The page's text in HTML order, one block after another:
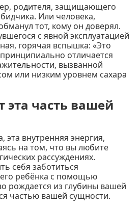
родителя, защищающего
Или человека,
тот, кому он доверял.
с явной эксплуатацией
горячая вспышка: «Это
отличается
вызванной
или низким уровнем сахара
эта часть вашей
эта внутренняя энергия,
на том, что вы любите
рассуждениях.
себя заботиться
ребёнка с помощью
рождается из глубины вашей
частью вашей сущности.